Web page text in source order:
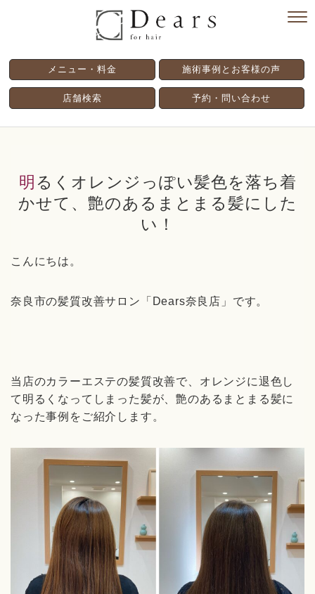
メニュー・料金 施術事例とお客様の声
店舗検索 予約・問い合わせ
明るくオレンジっぽい髪色を落ち着
かせて、艶のあるまとまる髪にした
い！
こんにちは。
奈良市の髪質改善サロン「 Dears奈良店」です。
当店のカラーエステの髪質改善で、オレンジに退色し
て明るくなってしまった髪が、艶のあるまとまる髪に
なった事例をご紹介します。